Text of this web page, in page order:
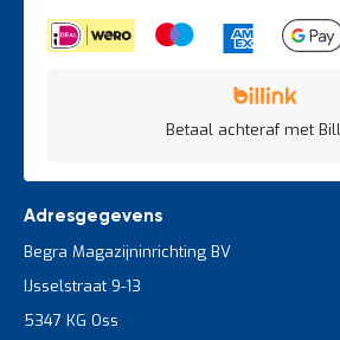
Betaal achteraf met
Adresgegevens
Begra Magazijninrichting BV
IJsselstraat 9-13
5347 KG Oss